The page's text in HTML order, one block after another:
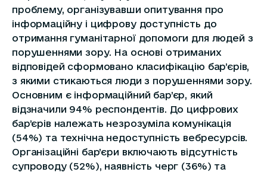
проблему, організувавши опитування про
інформаційну і цифрову доступність до
отримання гуманітарної допомоги для людей з
порушеннями зору. На основі отриманих
відповідей сформовано класифікацію бар’єрів,
з якими стикаються люди з порушеннями зору.
Основним є інформаційний бар’єр, який
відзначили 94% респондентів. До цифрових
бар’єрів належать незрозуміла комунікація
(54%) та технічна недоступність вебресурсів.
Організаційні бар’єри включають відсутність
супроводу (52%), наявність черг (36%) та